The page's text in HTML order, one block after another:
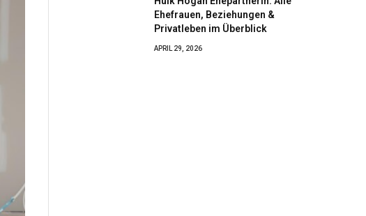
Ehefrauen, Beziehungen &
Privatleben im Überblick
APRIL 29, 2026